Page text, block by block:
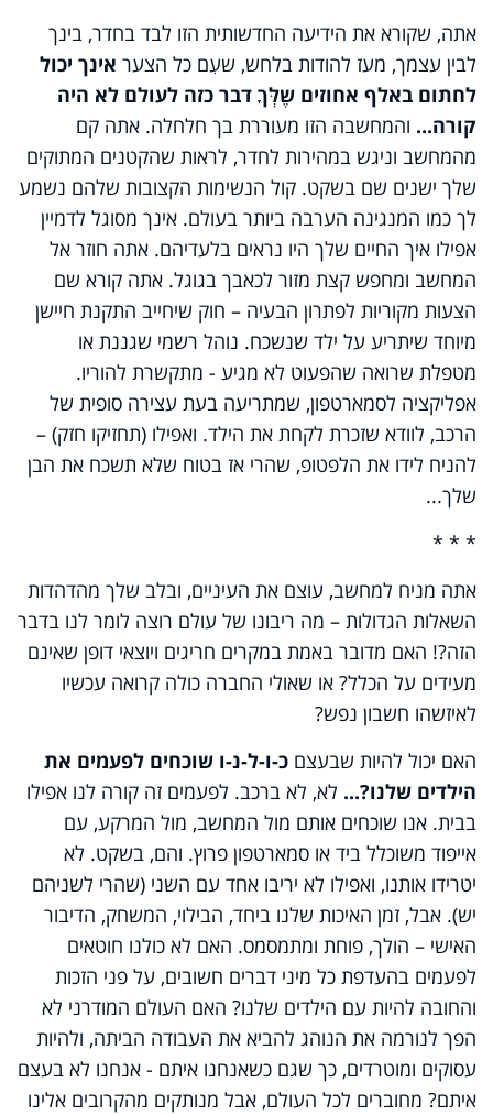
אתה, שקורא את הידיעה החדשותית הזו לבד בחדר, בינך
לבין עצמך, מעז להודות בלחש, שעִם כל הצער אינך יכול
לחתום באלף אחוזים שֶלְּךָ דבר כזה לעולם לא היה
קורה... והמחשבה הזו מעוררת בך חלחלה. אתה קם
מהמחשב וניגש במהירות לחדר, לראות שהקטנים המתוקים
שלך ישנים שם בשקט. קול הנשימות הקצובות שלהם נשמע
לך כמו המנגינה הערבה ביותר בעולם. אינך מסוגל לדמיין
אפילו איך החיים שלך היו נראים בלעדיהם. אתה חוזר אל
המחשב ומחפש קצת מזור לכאבך בגוגל. אתה קורא שם
הצעות מקוריות לפתרון הבעיה – חוק שיחייב התקנת חיישן
מיוחד שיתריע על ילד שנשכח. נוהל רשמי שגננת או
מטפלת שרואה שהפעוט לא מגיע - מתקשרת להוריו.
אפליקציה לסמארטפון, שמתריעה בעת עצירה סופית של
הרכב, לוודא שזכרת לקחת את הילד. ואפילו (תחזיקו חזק) –
להניח לידו את הלפטופ, שהרי אז בטוח שלא תשכח את הבן
שלך...
* * *
אתה מניח למחשב, עוצם את העיניים, ובלב שלך מהדהדות
השאלות הגדולות – מה ריבונו של עולם רוצה לומר לנו בדבר
הזה?! האם מדובר באמת במקרים חריגים ויוצאי דופן שאינם
מעידים על הכלל? או שאולי החברה כולה קרואה עכשיו
לאיזשהו חשבון נפש?
האם יכול להיות שבעצם כ-ו-ל-נ-ו שוכחים לפעמים את
הילדים שלנו?... לא, לא ברכב. לפעמים זה קורה לנו אפילו
בבית. אנו שוכחים אותם מול המחשב, מול המרקע, עם
אייפוד משוכלל ביד או סמארטפון פרוץ. והם, בשקט. לא
יטרידו אותנו, ואפילו לא יריבו אחד עם השני (שהרי לשניהם
יש). אבל, זמן האיכות שלנו ביחד, הבילוי, המשחק, הדיבור
האישי – הולך, פוחת ומתמסמס. האם לא כולנו חוטאים
לפעמים בהעדפת כל מיני דברים חשובים, על פני הזכות
והחובה להיות עם הילדים שלנו? האם העולם המודרני לא
הפך לנורמה את הנוהג להביא את העבודה הביתה, ולהיות
עסוקים ומוטרדים, כך שגם כשאנחנו איתם - אנחנו לא בעצם
איתם? מחוברים לכל העולם, אבל מנותקים מהקרובים אלינו